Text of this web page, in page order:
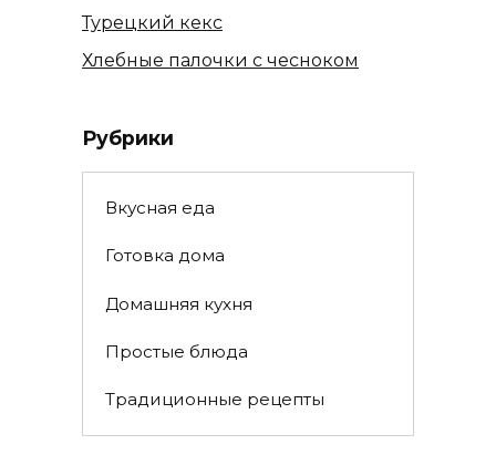
Турецкий кекс
Хлебные палочки с чесноком
Рубрики
Вкусная еда
Готовка дома
Домашняя кухня
Простые блюда
Традиционные рецепты